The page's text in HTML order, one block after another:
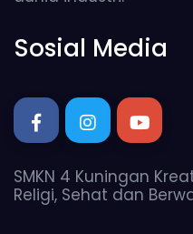
Sosial Media
SMKN 4 Kuningan
Religi, Sehat dan